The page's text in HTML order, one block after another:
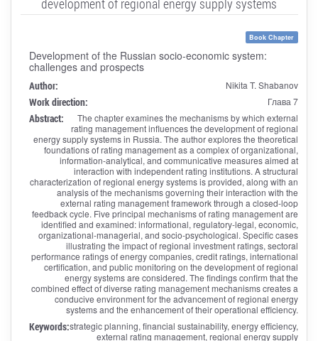
Book Chapter
Development of the Russian socio-economic system:
challenges and prospects
Author: Nikita T. Shabanov
Work direction: Глава 7
Abstract:
The chapter examines the mechanisms by which external
rating management influences the development of regional
energy supply systems in Russia. The author explores the theoretical
foundations of rating management as a complex of organizational,
information-analytical, and communicative measures aimed at
interaction with independent rating institutions. A structural
characterization of regional energy systems is provided, along with an
analysis of the mechanisms governing their interaction with the
external rating management framework through a closed-loop
feedback cycle. Five principal mechanisms of rating management are
identified and examined: informational, regulatory-legal, economic,
organizational-managerial, and socio-psychological. Specific cases
illustrating the impact of regional investment ratings, sectoral
performance ratings of energy companies, credit ratings, international
certification, and public monitoring on the development of regional
energy systems are considered. The findings confirm that the
combined effect of diverse rating management mechanisms creates a
conducive environment for the advancement of regional energy
systems and the enhancement of their operational efficiency.
Keywords:strategic planning, financial sustainability, energy efficiency,
external rating management, regional energy supply